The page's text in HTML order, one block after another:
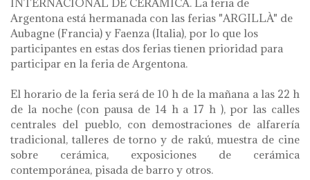
INTERNACIONAL DE CERÁMICA. La feria de
Argentona está hermanada con las ferias "ARGILLÀ" de
Aubagne (Francia) y Faenza (Italia), por lo que los
participantes en estas dos ferias tienen prioridad para
participar en la feria de Argentona.
El horario de la feria será de 10 h de la mañana a las 22 h
de la noche (con pausa de 14 h a 17 h ), por las calles
centrales del pueblo, con demostraciones de alfarería
tradicional, talleres de torno y de rakú, muestra de cine
sobre cerámica, exposiciones de cerámica
contemporánea, pisada de barro y otros.